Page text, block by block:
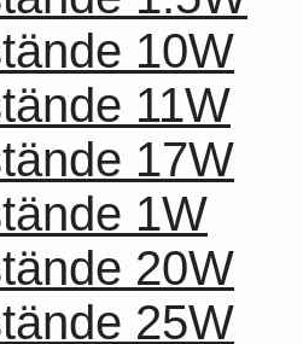
10W
11W
17W
1W
20W
25W